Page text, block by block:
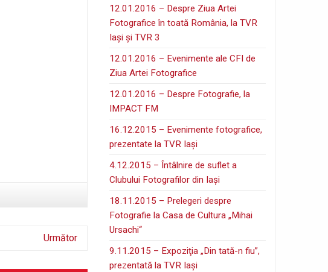
Următor
12.01.2016 – Despre Ziua Artei
Fotografice în toată România, la TVR
Iaşi şi TVR 3
12.01.2016 – Evenimente ale CFI de
Ziua Artei Fotografice
12.01.2016 – Despre Fotografie, la
IMPACT FM
16.12.2015 – Evenimente fotografice,
prezentate la TVR Iaşi
4.12.2015 – Întâlnire de suflet a
Clubului Fotografilor din Iaşi
18.11.2015 – Prelegeri despre
Fotografie la Casa de Cultura „Mihai
Ursachi“
9.11.2015 – Expoziţia „Din tată-n fiu”,
prezentată la TVR Iaşi